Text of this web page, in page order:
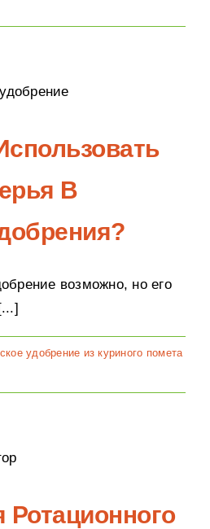
В
возможно, но его
удобрение из куриного помета
Ротационного